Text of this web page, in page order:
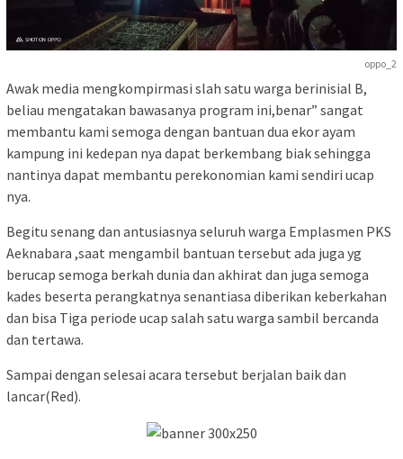
oppo_2
Awak media mengkompirmasi slah satu warga berinisial B,
beliau mengatakan bawasanya program ini,benar” sangat
membantu kami semoga dengan bantuan dua ekor ayam
kampung ini kedepan nya dapat berkembang biak sehingga
nantinya dapat membantu perekonomian kami sendiri ucap
nya.
Begitu senang dan antusiasnya seluruh warga Emplasmen PKS
Aeknabara ,saat mengambil bantuan tersebut ada juga yg
berucap semoga berkah dunia dan akhirat dan juga semoga
kades beserta perangkatnya senantiasa diberikan keberkahan
dan bisa Tiga periode ucap salah satu warga sambil bercanda
dan tertawa.
Sampai dengan selesai acara tersebut berjalan baik dan
lancar(Red).